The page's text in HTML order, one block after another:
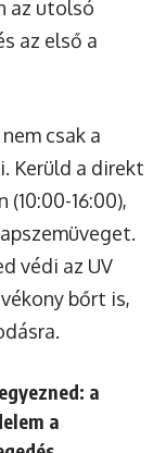
az utolsó
az első a
csak a
Kerüld a direkt
16:00),
védi az UV
bőrt is,
a
a